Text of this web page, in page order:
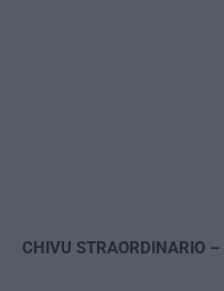
CHIVU STRAORDINARIO –